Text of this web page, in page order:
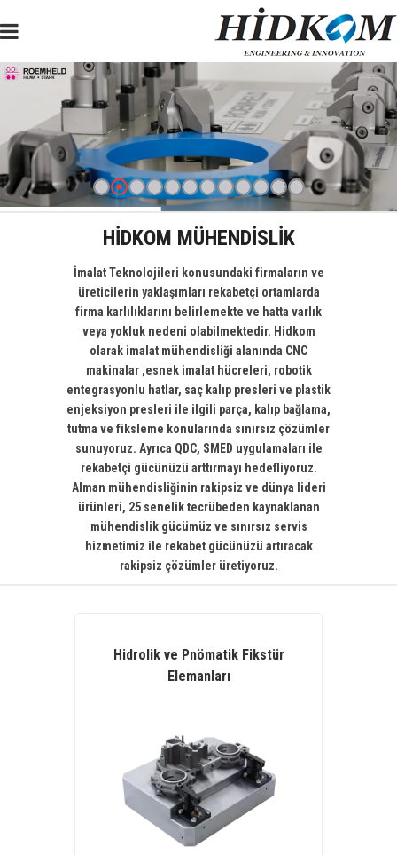
HIDKOM MÜHENDISLIK
İmalat Teknolojileri konusundaki firmaların ve
üreticilerin yaklaşımları rekabetçi ortamlarda
firma karlılıklarını belirlemekte ve hatta varlık
veya yokluk nedeni olabilmektedir. Hidkom
olarak imalat mühendisliği alanında CNC
makinalar ,esnek imalat hücreleri, robotik
entegrasyonlu hatlar, saç kalıp presleri ve plastik
enjeksiyon presleri ile ilgili parça, kalıp bağlama,
tutma ve fiksleme konularında sınırsız çözümler
sunuyoruz. Ayrıca QDC, SMED uygulamaları ile
rekabetçi gücünüzü arttırmayı hedefliyoruz.
Alman mühendisliğinin rakipsiz ve dünya lideri
ürünleri, 25 senelik tecrübeden kaynaklanan
mühendislik gücümüz ve sınırsız servis
hizmetimiz ile rekabet gücünüzü artıracak
rakipsiz çözümler üretiyoruz.
Hidrolik ve Pnömatik Fikstür
Elemanları